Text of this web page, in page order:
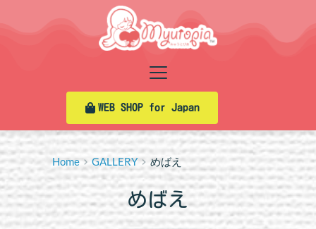
content
WEB SHOP for Japan
Home GALLERY めばえ
めばえ